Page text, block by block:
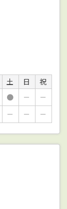
土 日
祝
● －
－
－ － －